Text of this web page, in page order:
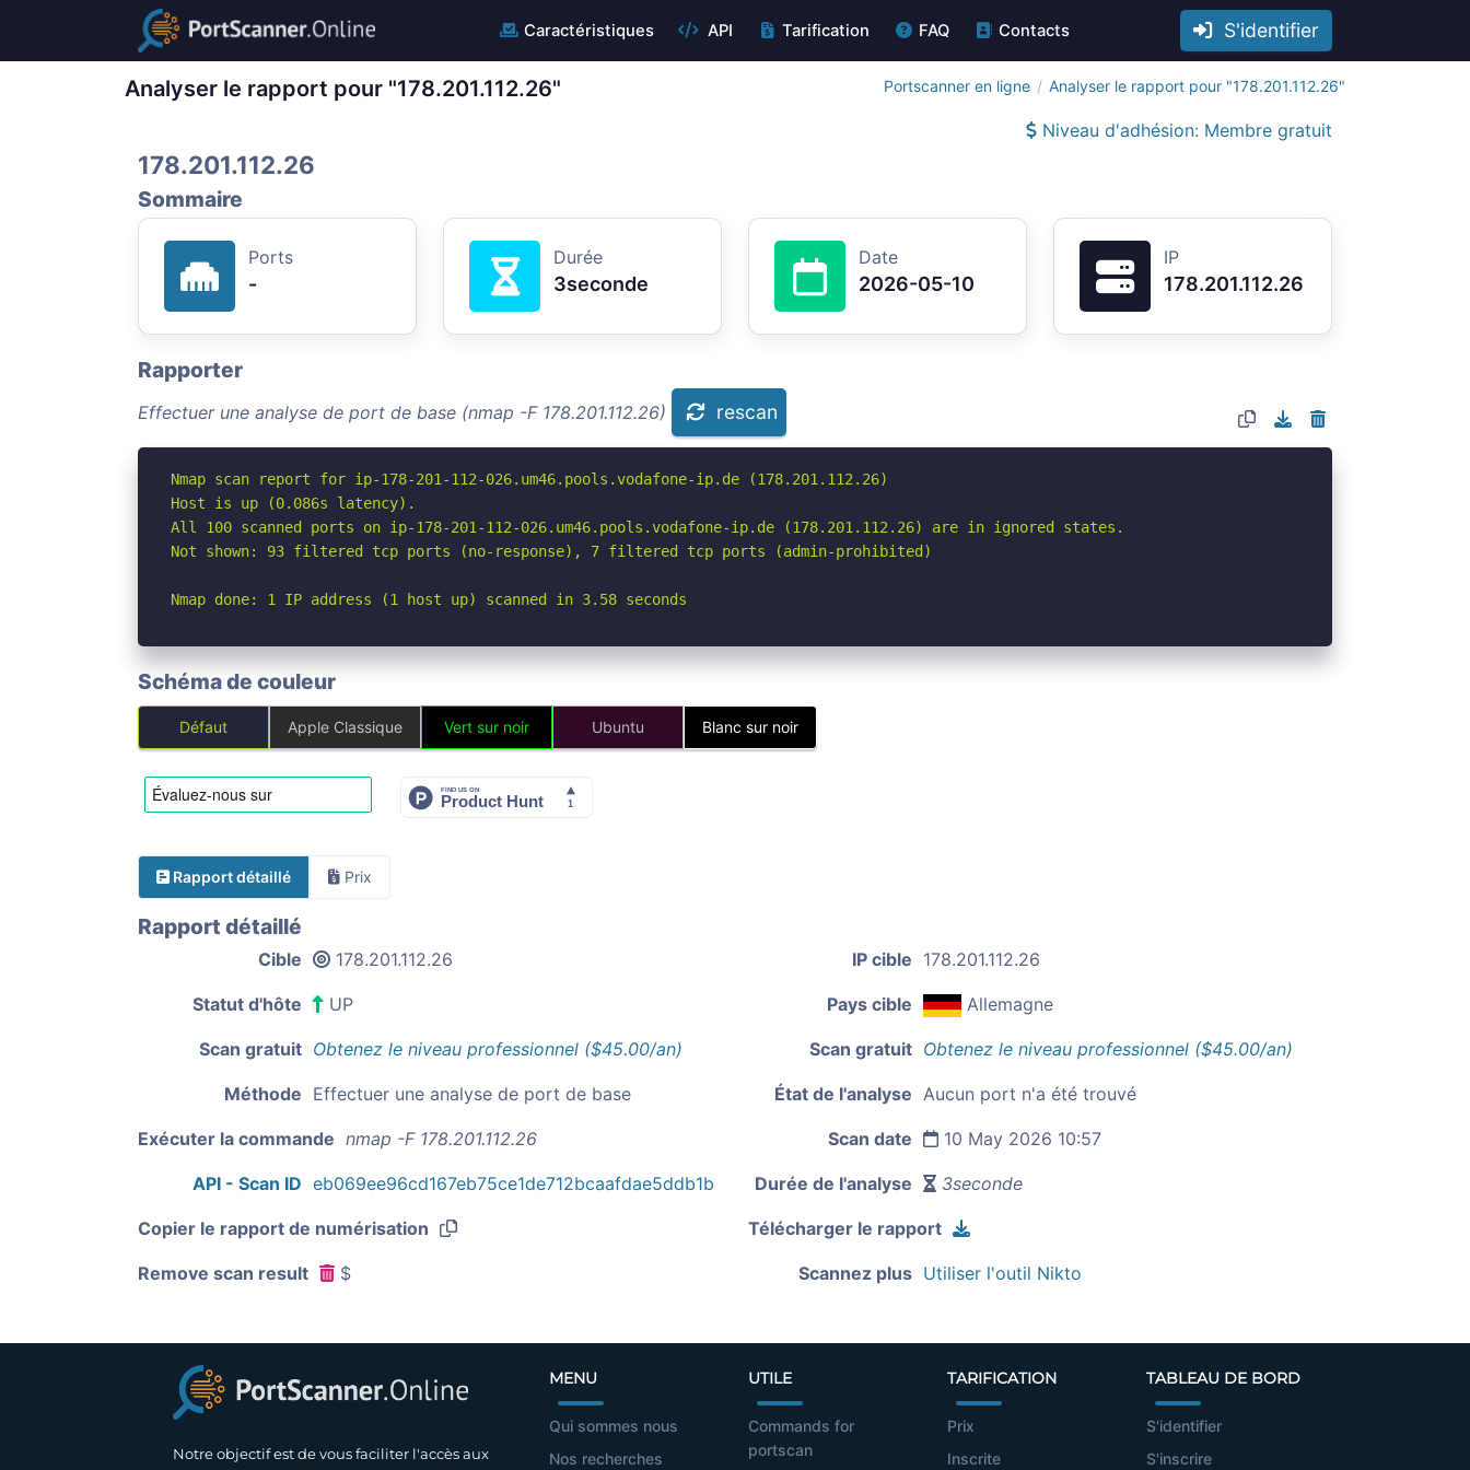
Caractéristiques API Tarification FAQ Contacts S'identifier
Analyser le rapport pour "178.201.112.26" Portscanner en ligne Analyser le rapport pour "178.201.112.26"
Niveau d'adhésion: Membre gratuit
178.201.112.26
Sommaire
Ports
-
Durée
3seconde
Date
2026-05-10
IP
178.201.112.26
Rapporter
Effectuer une analyse de port de base (nmap -F 178.201.112.26) rescan
Nmap scan report for ip-178-201-112-026.um46.pools.vodafone-ip.de (178.201.112.26)
Host is up (0.086s latency).
All 100 scanned ports on ip-178-201-112-026.um46.pools.vodafone-ip.de (178.201.112.26) are in ignored states.
Not shown: 93 filtered tcp ports (no-response), 7 filtered tcp ports (admin-prohibited)
Nmap done: 1 IP address (1 host up) scanned in 3.58 seconds
Schéma de couleur
Défaut Apple Classique Vert sur noir Ubuntu Blanc sur noir
Rapport détaillé Prix
Rapport détaillé
Cible 178.201.112.26 IP cible 178.201.112.26
Statut d'hôte UP Pays cible Allemagne
Scan gratuit Obtenez le niveau professionnel ($45.00/an) Scan gratuit Obtenez le niveau professionnel ($45.00/an)
Méthode Effectuer une analyse de port de base État de l'analyse Aucun port n'a été trouvé
Exécuter la commande nmap -F 178.201.112.26 Scan date 10 May 2026 10:57
API - Scan ID eb069ee96cd167eb75ce1de712bcaafdae5ddb1b Durée de l'analyse 3seconde
Copier le rapport de numérisation Télécharger le rapport
Remove scan result $ Scannez plus Utiliser l'outil Nikto
Notre objectif est de vous faciliter l'accès aux
MENU
Qui sommes nous
Nos recherches
UTILE
Commands for
portscan
TARIFICATION
Prix
Inscrite
TABLEAU DE BORD
S'identifier
S'inscrire